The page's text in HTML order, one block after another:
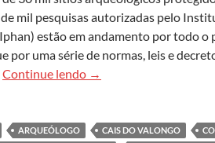
mil pesquisas autorizadas pelo
estão em andamento por todo o
por uma série de normas, leis e
Continue lendo Os embates entre o
→
ARQUEÓLOGO CAIS DO VALONGO